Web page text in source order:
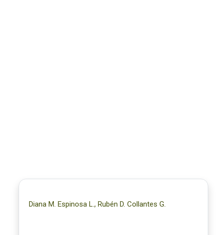
Diana M. Espinosa L., Rubén D. Collantes G.